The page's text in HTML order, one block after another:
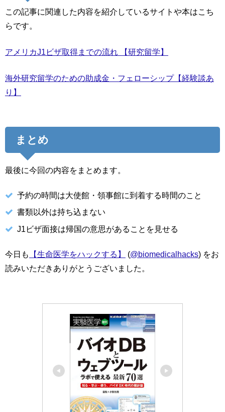
この記事に関連した内容を紹介しているサイトや本はこち
らです。
アメリカJ1ビザ取得までの流れ 【研究留学】
海外研究留学のための助成金・フェローシップ【経験談あ
り】
まとめ
最後に今回の内容をまとめます。
予約の時間は大使館・領事館に到着する時間のこと
書類以外は持ち込まない
J1ビザ面接は帰国の意思があることを見せる
今日も 【生命医学をハックする】 (@biomedicalhacks) をお
読みいただきありがとうございました。